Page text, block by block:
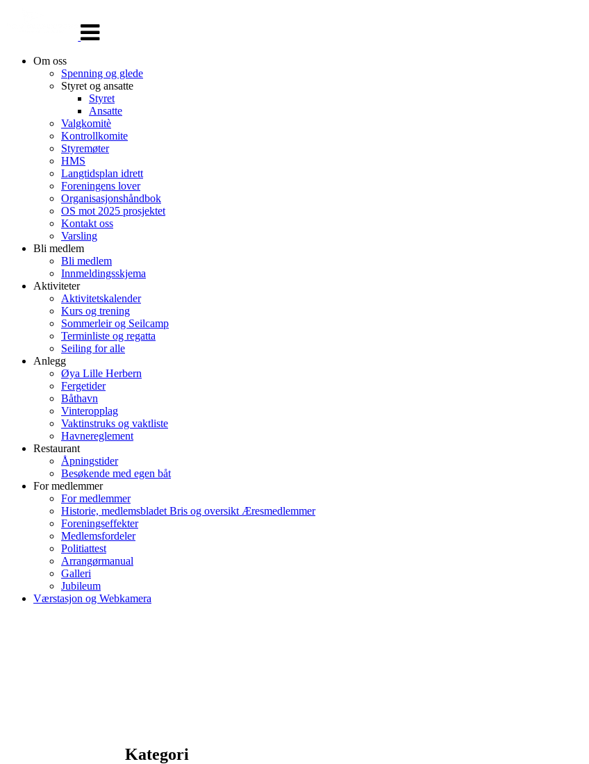
navigasjon
Om oss
Spenning og glede
Styret og ansatte
Styret
Ansatte
Valgkomitè
Kontrollkomite
Styremøter
HMS
Langtidsplan idrett
Foreningens lover
Organisasjonshåndbok
OS mot 2025 prosjektet
Kontakt oss
Varsling
Bli medlem
Bli medlem
Innmeldingsskjema
Aktiviteter
Aktivitetskalender
Kurs og trening
Sommerleir og Seilcamp
Terminliste og regatta
Seiling for alle
Anlegg
Øya Lille Herbern
Fergetider
Båthavn
Vinteropplag
Vaktinstruks og vaktliste
Havnereglement
Restaurant
Åpningstider
Besøkende med egen båt
For medlemmer
For medlemmer
Historie, medlemsbladet Bris og oversikt Æresmedlemmer
Foreningseffekter
Medlemsfordeler
Politiattest
Arrangørmanual
Galleri
Jubileum
Værstasjon og Webkamera
Kategori